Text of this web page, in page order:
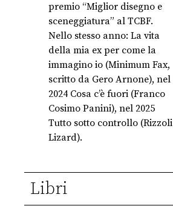
premio “Miglior disegno e
sceneggiatura” al TCBF.
Nello stesso anno: La vita
della mia ex per come la
immagino io (Minimum Fax,
scritto da Gero Arnone), nel
2024 Cosa c’è fuori (Franco
Cosimo Panini), nel 2025
Tutto sotto controllo (Rizzoli
Lizard).
Libri